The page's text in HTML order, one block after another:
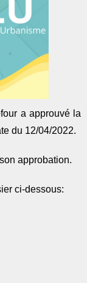
a approuvé la
du 12/04/2022.
approbation.
ci-dessous: